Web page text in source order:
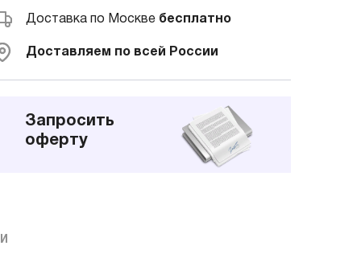
Доставка по Москве бесплатно
Доставляем по всей России
Запросить
оферту